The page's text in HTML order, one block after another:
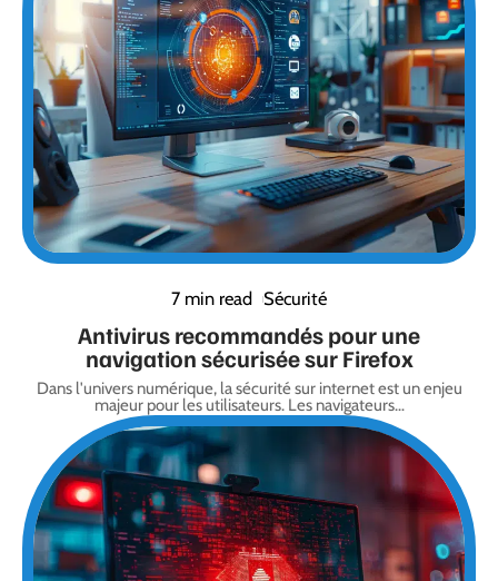
7 min read Sécurité
Antivirus recommandés pour une
navigation sécurisée sur Firefox
Dans l'univers numérique, la sécurité sur internet est un enjeu
majeur pour les utilisateurs. Les navigateurs…